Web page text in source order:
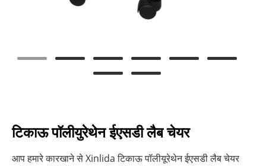
टिकाऊ पॉलीयुरेथेन ईएसडी लैब चेयर
आप हमारे कारखाने से Xinlida टिकाऊ पॉलीयूरेथेन ईएसडी लैब चेयर